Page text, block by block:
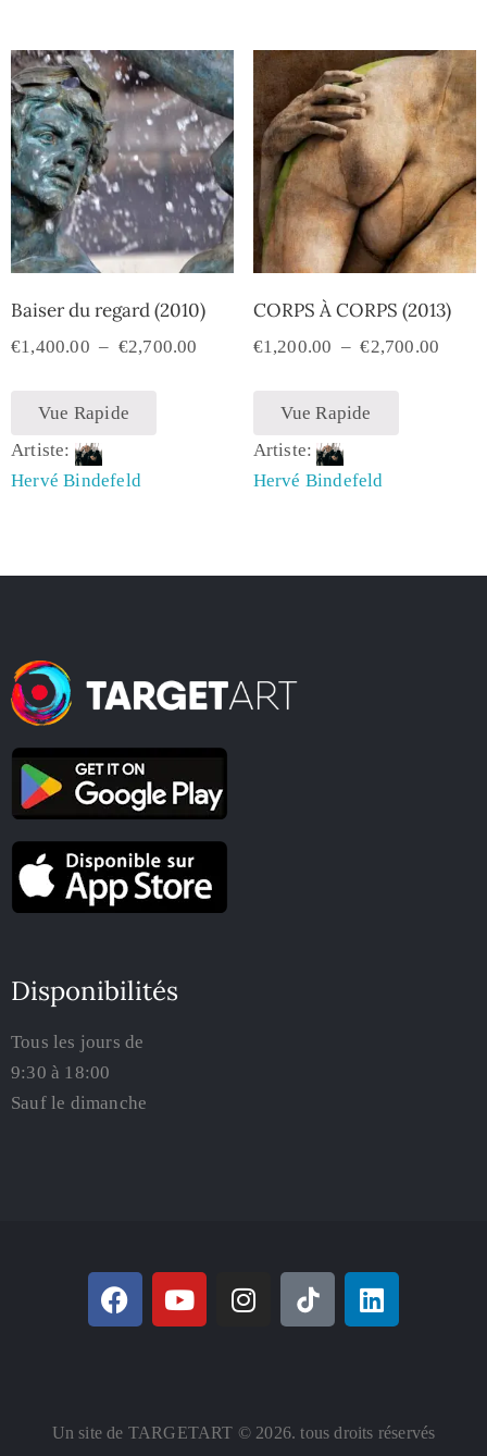
Baiser du regard (2010)
€1,400.00 – €2,700.00
Vue Rapide
Artiste:
Hervé Bindefeld
CORPS À CORPS (2013)
€1,200.00 – €2,700.00
Vue Rapide
Artiste:
Hervé Bindefeld
Disponibilités
Tous les jours de
9:30 à 18:00
Sauf le dimanche
Un site de TARGETART © 2026. tous droits réservés